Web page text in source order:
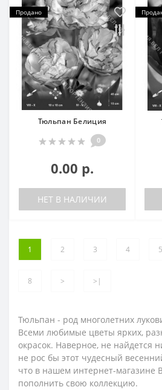
Продано
Тюльпан Белиция
0
0.00 р.
НЕТ В НАЛИЧИИ
1 2 3 4 5
8 > >|
Тюльпан - род многолетних
Всеми любимые цветы ярких,
окрасок. Наверное, не найдется
не рос бы этот чудесный
что в нашем интернет-магазине
пополнить свою коллекцию.